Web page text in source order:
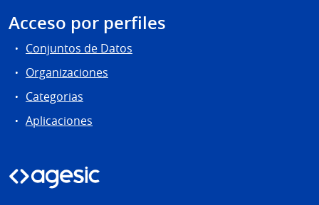
Acceso por perfiles
Conjuntos de Datos
Organizaciones
Categorias
Aplicaciones